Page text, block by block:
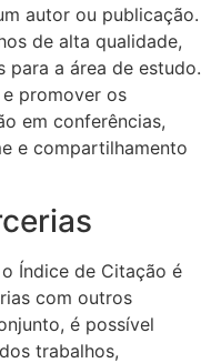
autor ou publicação.
de alta qualidade,
para a área de estudo.
promover os
em conferências,
e compartilhamento
Índice de Citação é
com outros
é possível
trabalhos,